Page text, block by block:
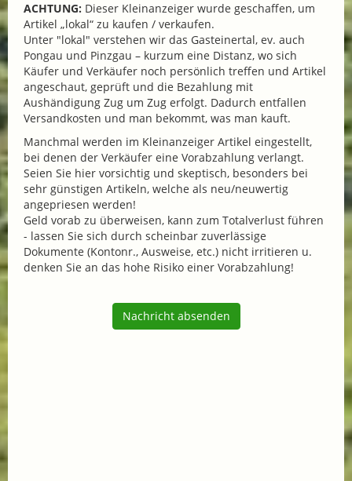
ACHTUNG: Dieser Kleinanzeiger wurde geschaffen, um
Artikel „lokal“ zu kaufen / verkaufen.
Unter "lokal" verstehen wir das Gasteinertal, ev. auch
Pongau und Pinzgau – kurzum eine Distanz, wo sich
Käufer und Verkäufer noch persönlich treffen und Artikel
angeschaut, geprüft und die Bezahlung mit
Aushändigung Zug um Zug erfolgt. Dadurch entfallen
Versandkosten und man bekommt, was man kauft.
Manchmal werden im Kleinanzeiger Artikel eingestellt,
bei denen der Verkäufer eine Vorabzahlung verlangt.
Seien Sie hier vorsichtig und skeptisch, besonders bei
sehr günstigen Artikeln, welche als neu/neuwertig
angepriesen werden!
Geld vorab zu überweisen, kann zum Totalverlust führen
- lassen Sie sich durch scheinbar zuverlässige
Dokumente (Kontonr., Ausweise, etc.) nicht irritieren u.
denken Sie an das hohe Risiko einer Vorabzahlung!
Nachricht absenden